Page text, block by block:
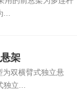
...
架
为双横臂式独立悬
立...